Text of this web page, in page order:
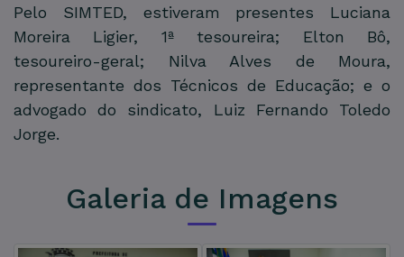
Pelo SIMTED, estiveram presentes Luciana
Moreira Ligier, 1ª tesoureira; Elton Bô,
tesoureiro-geral; Nilva Alves de Moura,
representante dos Técnicos de Educação; e o
advogado do sindicato, Luiz Fernando Toledo
Jorge.
Galeria de Imagens